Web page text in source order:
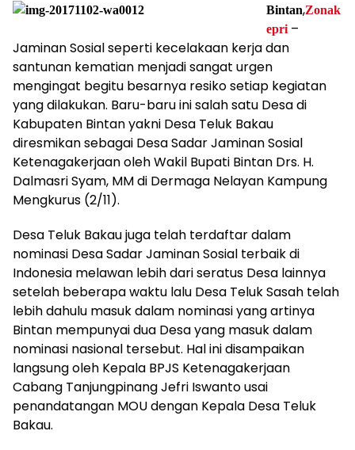
Bintan,Zonak
epri–
Jaminan Sosial seperti kecelakaan kerja dan
santunan kematian menjadi sangat urgen
mengingat begitu besarnya resiko setiap kegiatan
yang dilakukan. Baru-baru ini salah satu Desa di
Kabupaten Bintan yakni Desa Teluk Bakau
diresmikan sebagai Desa Sadar Jaminan Sosial
Ketenagakerjaan oleh Wakil Bupati Bintan Drs. H.
Dalmasri Syam, MM di Dermaga Nelayan Kampung
Mengkurus (2/11).
Desa Teluk Bakau juga telah terdaftar dalam
nominasi Desa Sadar Jaminan Sosial terbaik di
Indonesia melawan lebih dari seratus Desa lainnya
setelah beberapa waktu lalu Desa Teluk Sasah telah
lebih dahulu masuk dalam nominasi yang artinya
Bintan mempunyai dua Desa yang masuk dalam
nominasi nasional tersebut. Hal ini disampaikan
langsung oleh Kepala BPJS Ketenagakerjaan
Cabang Tanjungpinang Jefri Iswanto usai
penandatangan MOU dengan Kepala Desa Teluk
Bakau.